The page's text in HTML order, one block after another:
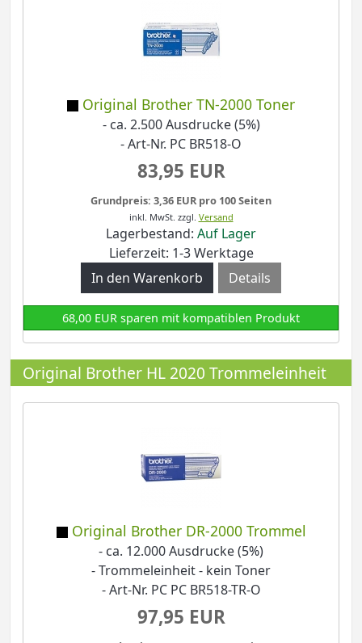
Original Brother TN-2000 Toner
- ca. 2.500 Ausdrucke (5%)
- Art-Nr. PC BR518-O
83,95 EUR
Grundpreis: 3,36 EUR pro 100 Seiten
inkl. MwSt. zzgl. Versand
Lagerbestand: Auf Lager
Lieferzeit: 1-3 Werktage
Details
68,00 EUR sparen mit kompatiblen Produkt
Original Brother HL 2020 Trommeleinheit
Original Brother DR-2000 Trommel
- ca. 12.000 Ausdrucke (5%)
- Trommeleinheit - kein Toner
- Art-Nr. PC PC BR518-TR-O
97,95 EUR